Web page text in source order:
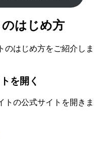
はじめ方
のはじめ方をご紹介しま
を開く
トの公式サイトを開きま